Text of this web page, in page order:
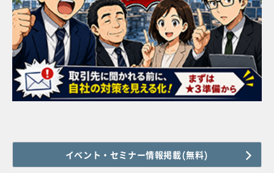
イベント・セミナー情報掲載(無料)